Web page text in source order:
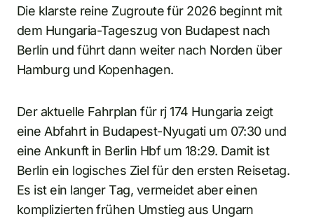
Die klarste reine Zugroute für 2026 beginnt mit
dem Hungaria-Tageszug von Budapest nach
Berlin und führt dann weiter nach Norden über
Hamburg und Kopenhagen.
Der aktuelle Fahrplan für rj 174 Hungaria zeigt
eine Abfahrt in Budapest-Nyugati um 07:30 und
eine Ankunft in Berlin Hbf um 18:29. Damit ist
Berlin ein logisches Ziel für den ersten Reisetag.
Es ist ein langer Tag, vermeidet aber einen
komplizierten frühen Umstieg aus Ungarn